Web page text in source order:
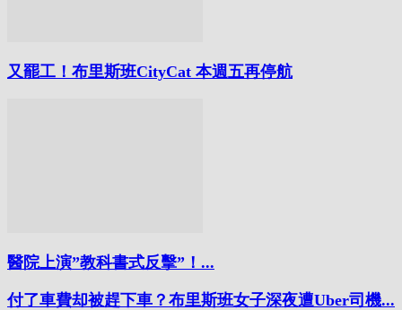
又罷工！布里斯班CityCat 本週五再停航
醫院上演”教科書式反擊”！...
付了車費却被趕下車？布里斯班女子深夜遭Uber司機...